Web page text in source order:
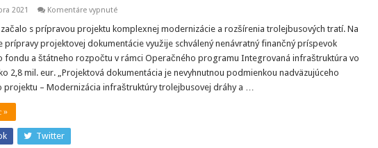
2021 Komentáre vypnuténa
Žilina
začalo
s prípravou
projektu
komplexnej
modernizácie
a rozšírenia
trolejbusových
s prípravou projektu komplexnej modernizácie a rozšírenia trolejbusových tratí. Na
prípravy projektovej dokumentácie využije schválený nenávratný finančný príspevok
fondu a štátneho rozpočtu v rámci Operačného programu Integrovaná infraštruktúra vo
2,8 mil. eur. „Projektová dokumentácia je nevyhnutnou podmienkou nadväzujúceho
projektu – Modernizácia infraštruktúry trolejbusovej dráhy a …
»
Twitter